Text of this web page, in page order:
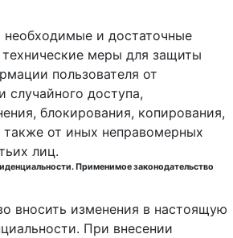
необходимые и достаточные
меры для защиты
пользователя от
случайного доступа,
блокирования, копирования,
также от иных неправомерных
лиц.
Применимое законодательство
вносить изменения в настоящую
При внесении